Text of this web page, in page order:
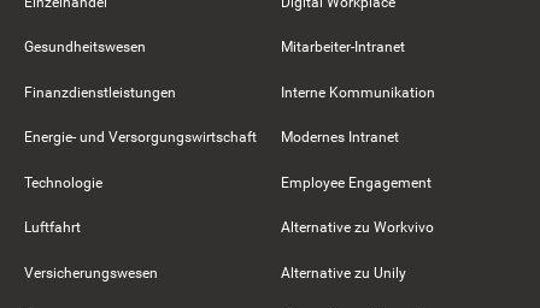
Gesundheitswesen
Finanzdienstleistungen
Energie- und Versorgungswirtschaft
Technologie
Luftfahrt
Versicherungswesen
Mitarbeiter-Intranet
Interne Kommunikation
Modernes Intranet
Employee Engagement
Alternative zu Workvivo
Alternative zu Unily